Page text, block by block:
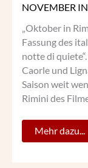
NOVEMBER
„Oktober in
Fassung des
notte di
Caorle und
Saison weit
Rimini des
Mehr dazu...